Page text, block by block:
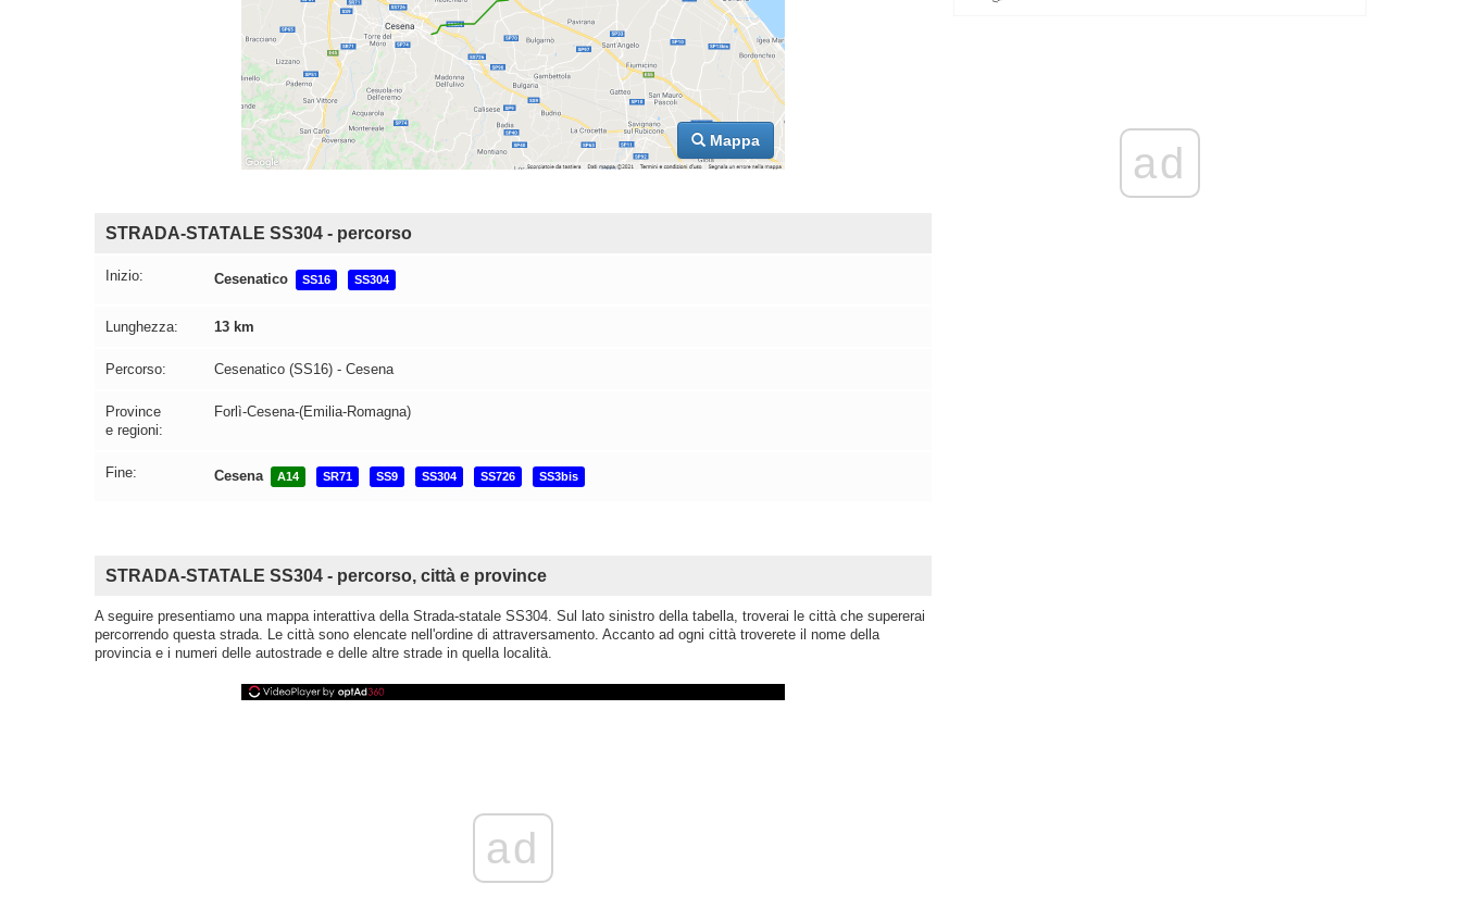
Mappa
STRADA-STATALE SS304 - percorso
Inizio: Cesenatico SS16 SS304
Lunghezza: 13 km
Percorso: Cesenatico (SS16) - Cesena
Province
e regioni:
Forlì-Cesena-(Emilia-Romagna)
Fine: Cesena A14 SR71 SS9 SS304 SS726 SS3bis
STRADA-STATALE SS304 - percorso, città e province
A seguire presentiamo una mappa interattiva della Strada-statale SS304. Sul lato sinistro della tabella, troverai le città che supererai
percorrendo questa strada. Le città sono elencate nell'ordine di attraversamento. Accanto ad ogni città troverete il nome della
provincia e i numeri delle autostrade e delle altre strade in quella località.
ad
ad